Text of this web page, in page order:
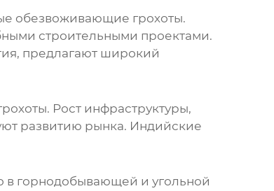
обезвоживающие грохоты.
строительными проектами.
, предлагают широкий
. Рост инфраструктуры,
развитию рынка. Индийские
в горнодобывающей и угольной